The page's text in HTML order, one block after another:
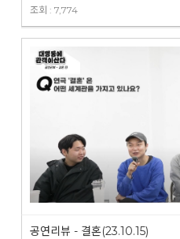
조회 : 7,774
공연리뷰 - 결혼(23.10.15)